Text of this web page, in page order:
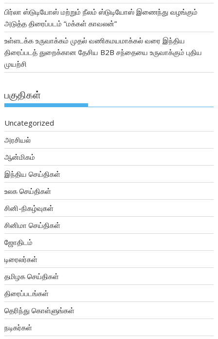
பிர்லா ஸ்டுடியோஸ் மற்றும் நீலம் ஸ்டுடியோஸ் இணைந்து வழங்கும்
அடுத்த திரைப்படம் “மக்கள் காவலன்”
உள்ளடக்க உருவாக்கம் முதல் வணிகமயமாக்கல் வரை இந்திய
திரைப்படத் துறைக்கான தேசிய B2B சந்தையை உருவாக்கும் புதிய
முயற்சி
பகுதிகள்
Uncategorized
அரசியல்
ஆன்மிகம்
இந்திய செய்திகள்
உலக செய்திகள்
சினி-நிகழ்வுகள்
சினிமா செய்திகள்
ஜோதிடம்
டிரைலர்கள்
தமிழக செய்திகள்
திரைப்படங்கள்
தெரிந்து கொள்ளுங்கள்
நடிகர்கள்